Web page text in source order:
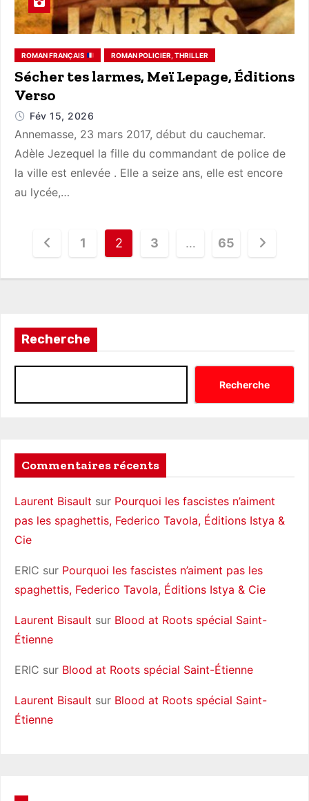
ROMAN FRANÇAIS ROMAN POLICIER, THRILLER
Sécher tes larmes, Meï Lepage, Éditions
Verso
Fév 15, 2026
Annemasse, 23 mars 2017, début du cauchemar.
Adèle Jezequel la fille du commandant de police de
la ville est enlevée . Elle a seize ans, elle est encore
au lycée,…
t
s
a
i
a
t
i
o
n
1 2 3 … 65
Recherche
Recherche
Commentaires récents
Laurent Bisault sur Pourquoi les fascistes n’aiment
pas les spaghettis, Federico Tavola, Éditions Istya &
Cie
ERIC sur Pourquoi les fascistes n’aiment pas les
spaghettis, Federico Tavola, Éditions Istya & Cie
Laurent Bisault sur Blood at Roots spécial Saint-
Étienne
ERIC sur Blood at Roots spécial Saint-Étienne
Laurent Bisault sur Blood at Roots spécial Saint-
Étienne